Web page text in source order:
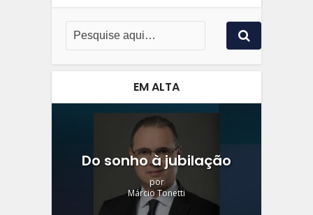
EM ALTA
Do sonho à jubilação
por
Márcio Tonetti